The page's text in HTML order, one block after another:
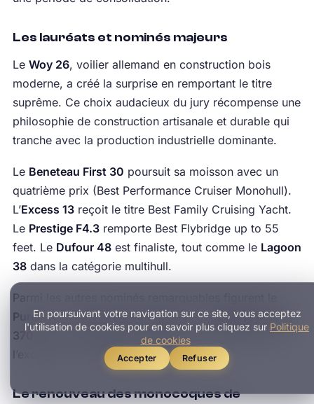
En poursuivant votre navigation sur ce site, vous acceptez
l'utilisation de cookies pour en savoir plus cliquez sur Politique
de cookies
Accepter Refuser
Les lauréats et nominés majeurs
Le Woy 26, voilier allemand en construction bois
moderne, a créé la surprise en remportant le titre
suprême. Ce choix audacieux du jury récompense une
philosophie de construction artisanale et durable qui
tranche avec la production industrielle dominante.
Le Beneteau First 30 poursuit sa moisson avec un
quatrième prix (Best Performance Cruiser Monohull).
L’Excess 13reçoit le titre Best Family Cruising Yacht.
Le Prestige F4.3remporte Best Flybridge up to 55
feet. Le Dufour 48est finaliste, tout comme le Lagoon
38dans la catégorie multihull.
Parmi les autres nominés remarquables figurent le
Pure 42, leWauquiez 55 Hybridet le Hallberg-Rassy
370
, chacun représentant une facette différente de
l’excellence nautique européenne.
Le renouveau des monocoques de